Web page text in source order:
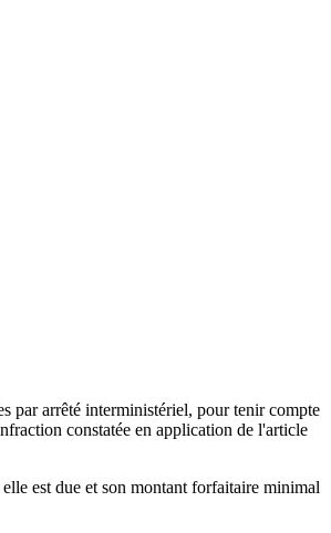
par arrêté interministériel, pour tenir compte
constatée en application de l'article
est due et son montant forfaitaire minimal